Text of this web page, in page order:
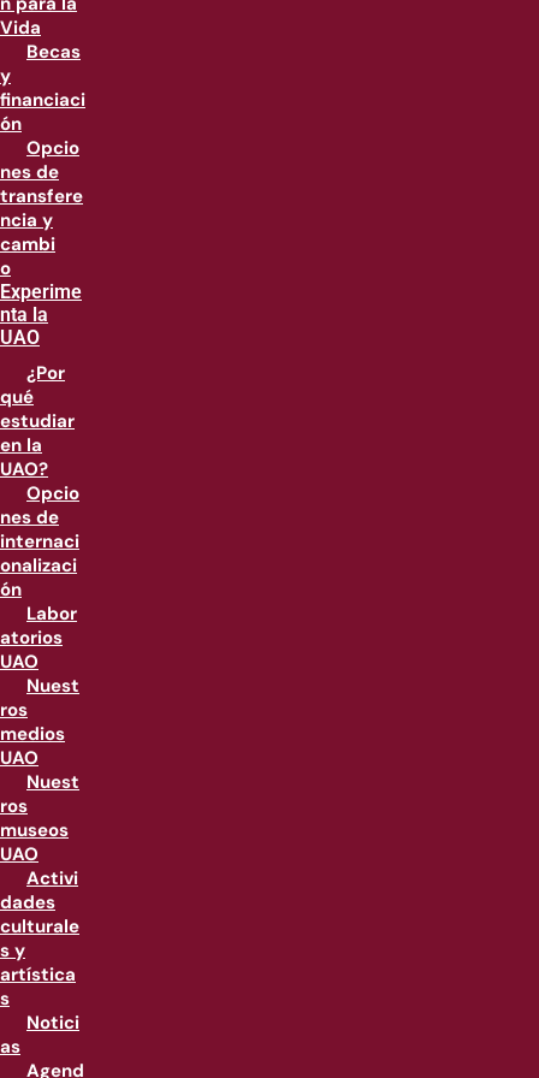
Vida
Becas
y
financiaci
ón
Opcio
nes de
transfere
ncia y
cambi
o
Experime
nta la
UAO
¿Por
qué
estudiar
en la
UAO?
Opcio
nes de
internaci
onalizaci
ón
Labor
atorios
UAO
Nuest
ros
medios
UAO
Nuest
ros
museos
UAO
Activi
dades
culturale
s y
artística
s
Notici
as
Agend